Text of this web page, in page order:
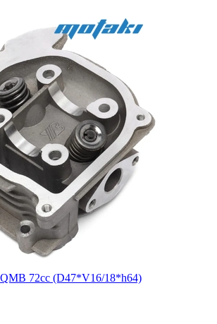
72cc (D47*V16/18*h64)